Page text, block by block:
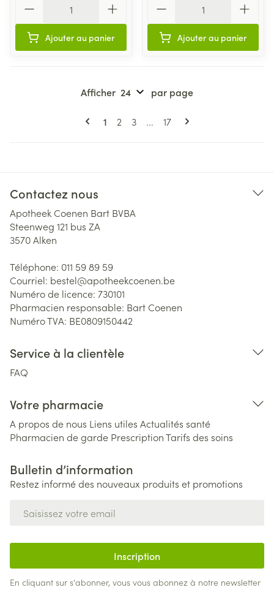
Ajouter au panier Ajouter au panier
Vous lisez actuellement la page
1 Page
2 Page
3 ... Page
17
Afficher par page
Contactez nous
Apotheek Coenen Bart BVBA
Steenweg 121 bus ZA
3570Alken
Téléphone: 011 59 89 59
Courriel: bestel@apotheekcoenen.be
Numéro de licence: 730101
Pharmacien responsable: Bart Coenen
Numéro TVA: BE0809150442
Service à la clientèle
FAQ
Votre pharmacie
A propos de nous Liens utiles Actualités santé
Pharmacien de garde PrescriptionTarifs des soins
Bulletin d’information
Restez informé des nouveaux produits et promotions
Inscription
En cliquant sur s'abonner, vous vous abonnez à notre newsletter